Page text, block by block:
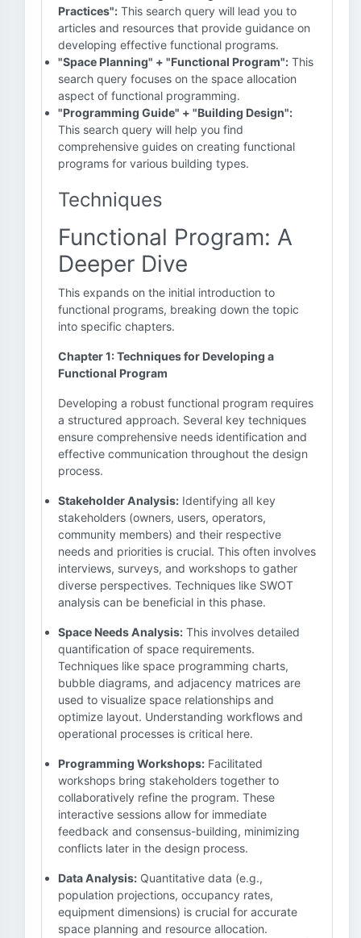
Practices": This search query will lead you to
articles and resources that provide guidance on
developing effective functional programs.
"Space Planning" + "Functional Program": This
search query focuses on the space allocation
aspect of functional programming.
"Programming Guide" + "Building Design":
This search query will help you find
comprehensive guides on creating functional
programs for various building types.
Techniques
Functional Program: A
Deeper Dive
This expands on the initial introduction to
functional programs, breaking down the topic
into specific chapters.
Chapter 1: Techniques for Developing a
Functional Program
Developing a robust functional program requires
a structured approach. Several key techniques
ensure comprehensive needs identification and
effective communication throughout the design
process.
Stakeholder Analysis: Identifying all key
stakeholders (owners, users, operators,
community members) and their respective
needs and priorities is crucial. This often involves
interviews, surveys, and workshops to gather
diverse perspectives. Techniques like SWOT
analysis can be beneficial in this phase.
Space Needs Analysis: This involves detailed
quantification of space requirements.
Techniques like space programming charts,
bubble diagrams, and adjacency matrices are
used to visualize space relationships and
optimize layout. Understanding workflows and
operational processes is critical here.
Programming Workshops: Facilitated
workshops bring stakeholders together to
collaboratively refine the program. These
interactive sessions allow for immediate
feedback and consensus-building, minimizing
conflicts later in the design process.
Data Analysis: Quantitative data (e.g.,
population projections, occupancy rates,
equipment dimensions) is crucial for accurate
space planning and resource allocation.